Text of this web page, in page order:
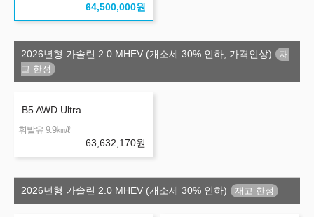
64,500,000원
2026년형 가솔린 2.0 MHEV (개소세 30% 인하, 가격인상)
B5 AWD Ultra
휘발유 9.9㎞/ℓ
63,632,170원
2026년형 가솔린 2.0 MHEV (개소세 30% 인하)